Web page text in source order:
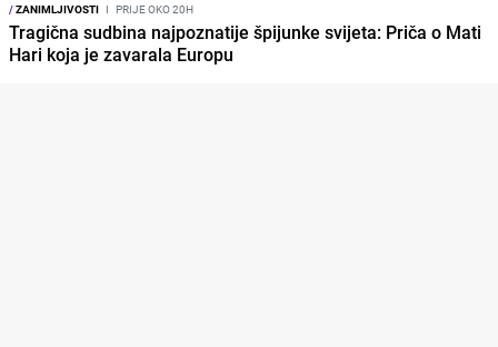
/ZANIMLJIVOSTI I PRIJE OKO 20H
Tragična sudbina najpoznatije špijunke svijeta: Priča o Mati
Hari koja je zavarala Europu